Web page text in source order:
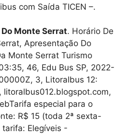
com Saída TICEN –.
Monte Serrat. Horário De
Apresentação Do
Monte Serrat Turismo
46, Edu Bus SP, 2022-
3, Litoralbus 12:
litoralbus012.blogspot.com,
especial para o
R$ 15 (toda 2ª sexta-
Elegíveis -